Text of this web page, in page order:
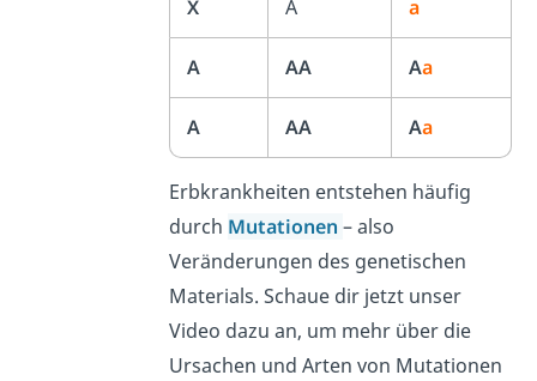
X A a
A AA Aa
A AA Aa
Erbkrankheiten entstehen häufig
durch Mutationen – also
Veränderungen des genetischen
Materials. Schaue dir jetzt unser
Video dazu an, um mehr über die
Ursachen und Arten von Mutationen